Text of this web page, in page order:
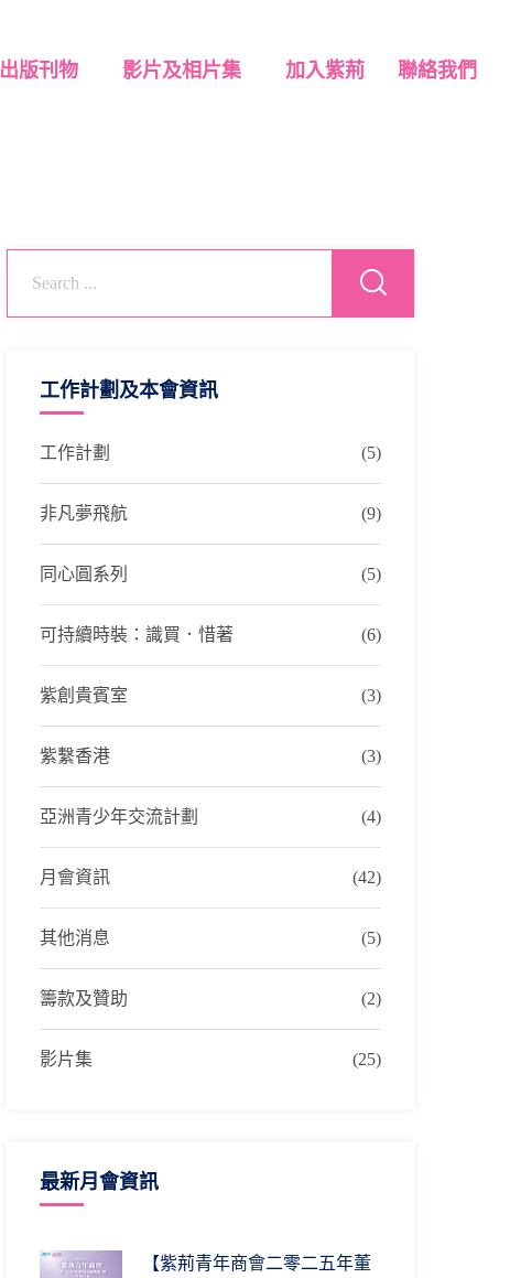
出版刊物 影片及相片集 加入紫荊 聯絡我們
工作計劃及本會資訊
工作計劃 (5)
非凡夢飛航 (9)
同心圓系列 (5)
可持續時裝：識買．惜著 (6)
紫創貴賓室 (3)
紫繫香港 (3)
亞洲青少年交流計劃 (4)
月會資訊 (42)
其他消息 (5)
籌款及贊助 (2)
影片集 (25)
最新月會資訊
【紫荊青年商會二零二五年董